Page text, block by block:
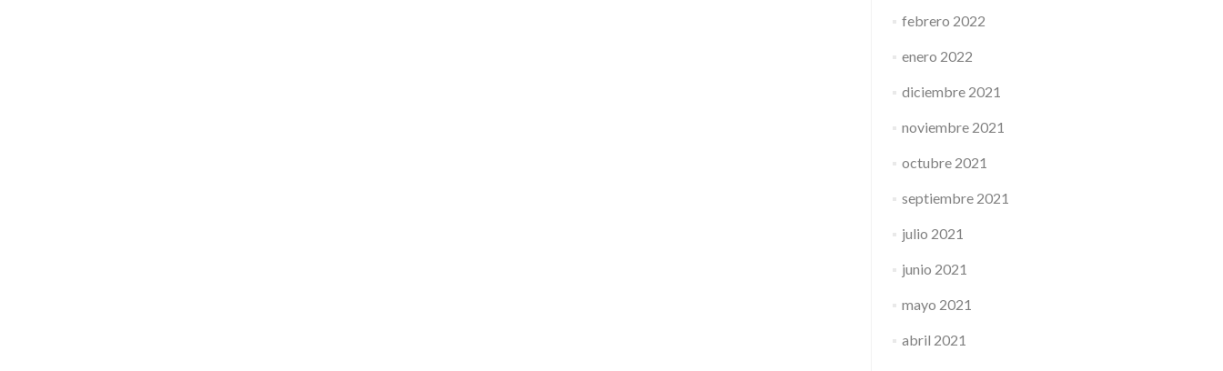
febrero 2022
enero 2022
diciembre 2021
noviembre 2021
octubre 2021
septiembre 2021
julio 2021
junio 2021
mayo 2021
abril 2021